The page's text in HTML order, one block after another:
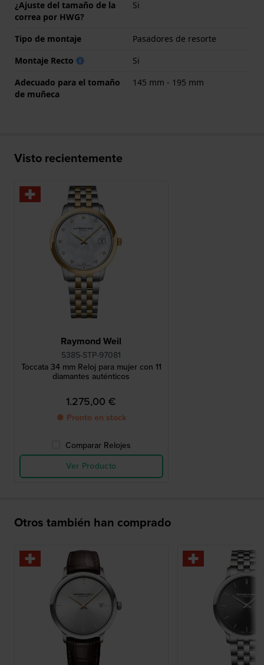
¿Ajuste del tamaño de la
correa por HWG?
Si
Tipo de montaje
Pasadores de resorte
Montaje Recto
Si
Adecuado para el tomaño
de muñeca
145 mm - 195 mm
Visto recientemente
Raymond Weil
5385-STP-97081
Toccata 34 mm Reloj para mujer con 11
diamantes auténticos
1.275,00 €
● Pronto en stock
Comparar Relojes
Ver Producto
Otros también han comprado